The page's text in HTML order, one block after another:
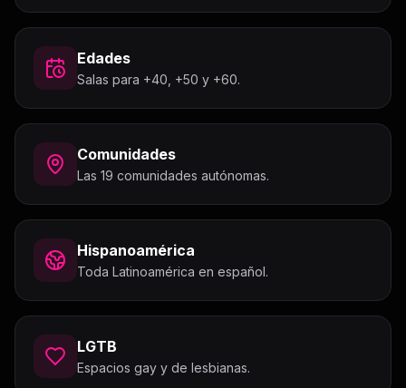
Edades
Salas para +40, +50 y +60.
Comunidades
Las 19 comunidades autónomas.
Hispanoamérica
Toda Latinoamérica en español.
LGTB
Espacios gay y de lesbianas.